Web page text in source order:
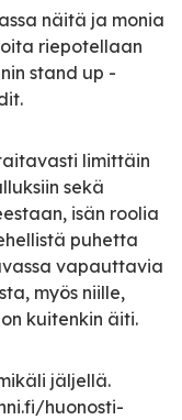
näitä ja monia
riepotellaan
stand up -
limittäin
sekä
isän roolia
puhetta
vapauttavia
myös niille,
kuitenkin äiti.
jäljellä.
huonosti-